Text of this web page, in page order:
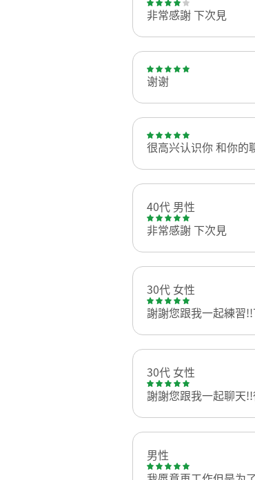
非常感謝 下次見
谢谢
很高兴认识你 和你的
40代 男性
非常感謝 下次見
30代 女性
謝謝您跟我一起練習!!
30代 女性
謝謝您跟我一起聊天!!
男性